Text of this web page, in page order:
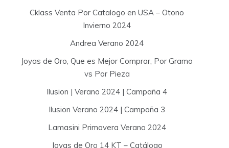
Cklass Venta Por Catalogo en USA – Otono
Invierno 2024
Andrea Verano 2024
Joyas de Oro, Que es Mejor Comprar, Por Gramo
vs Por Pieza
Ilusion | Verano 2024 | Campaña 4
Ilusion Verano 2024 | Campaña 3
Lamasini Primavera Verano 2024
Joyas de Oro 14 KT – Catálogo